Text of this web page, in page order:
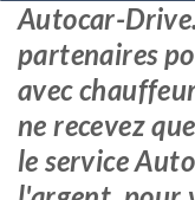
Autocar-
partenaires
avec
ne recevez
le service